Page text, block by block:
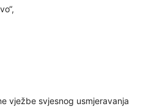
vježbe svjesnog usmjeravanja